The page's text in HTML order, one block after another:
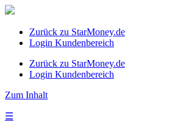
Zurück zu StarMoney.de
Login Kundenbereich
Zurück zu StarMoney.de
Login Kundenbereich
Zum Inhalt
☰